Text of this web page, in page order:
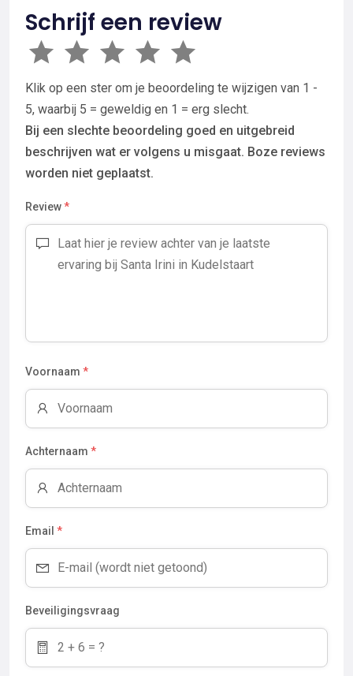
Schrijf een review
Klik op een ster om je beoordeling te wijzigen van 1 -
5, waarbij 5 = geweldig en 1 = erg slecht.
Bij een slechte beoordeling goed en uitgebreid
beschrijven wat er volgens u misgaat. Boze reviews
worden niet geplaatst.
Review*
Voornaam *
Achternaam *
Email *
Beveiligingsvraag